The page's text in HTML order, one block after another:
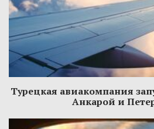
Турецкая авиакомпания
Анкарой и